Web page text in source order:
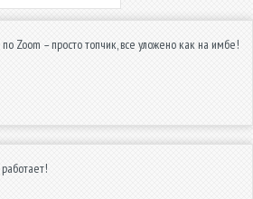
Zoom – просто топчик, все уложено как на имбе!